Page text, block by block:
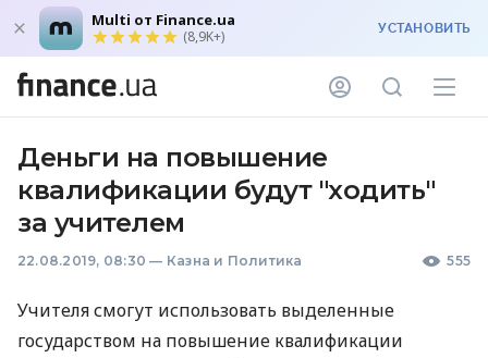
Multi от Finance.ua
(8,9K+) УСТАНОВИТЬ
Деньги на повышение
квалификации будут "ходить"
за учителем
22.08.2019, 08:30 — Казна и Политика 555
Учителя смогут использовать выделенные
государством на повышение квалификации